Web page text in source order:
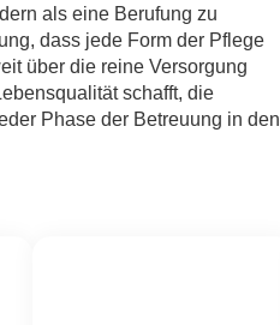
als eine Berufung zu
dass jede Form der Pflege
über die reine Versorgung
schafft, die
Phase der Betreuung in den